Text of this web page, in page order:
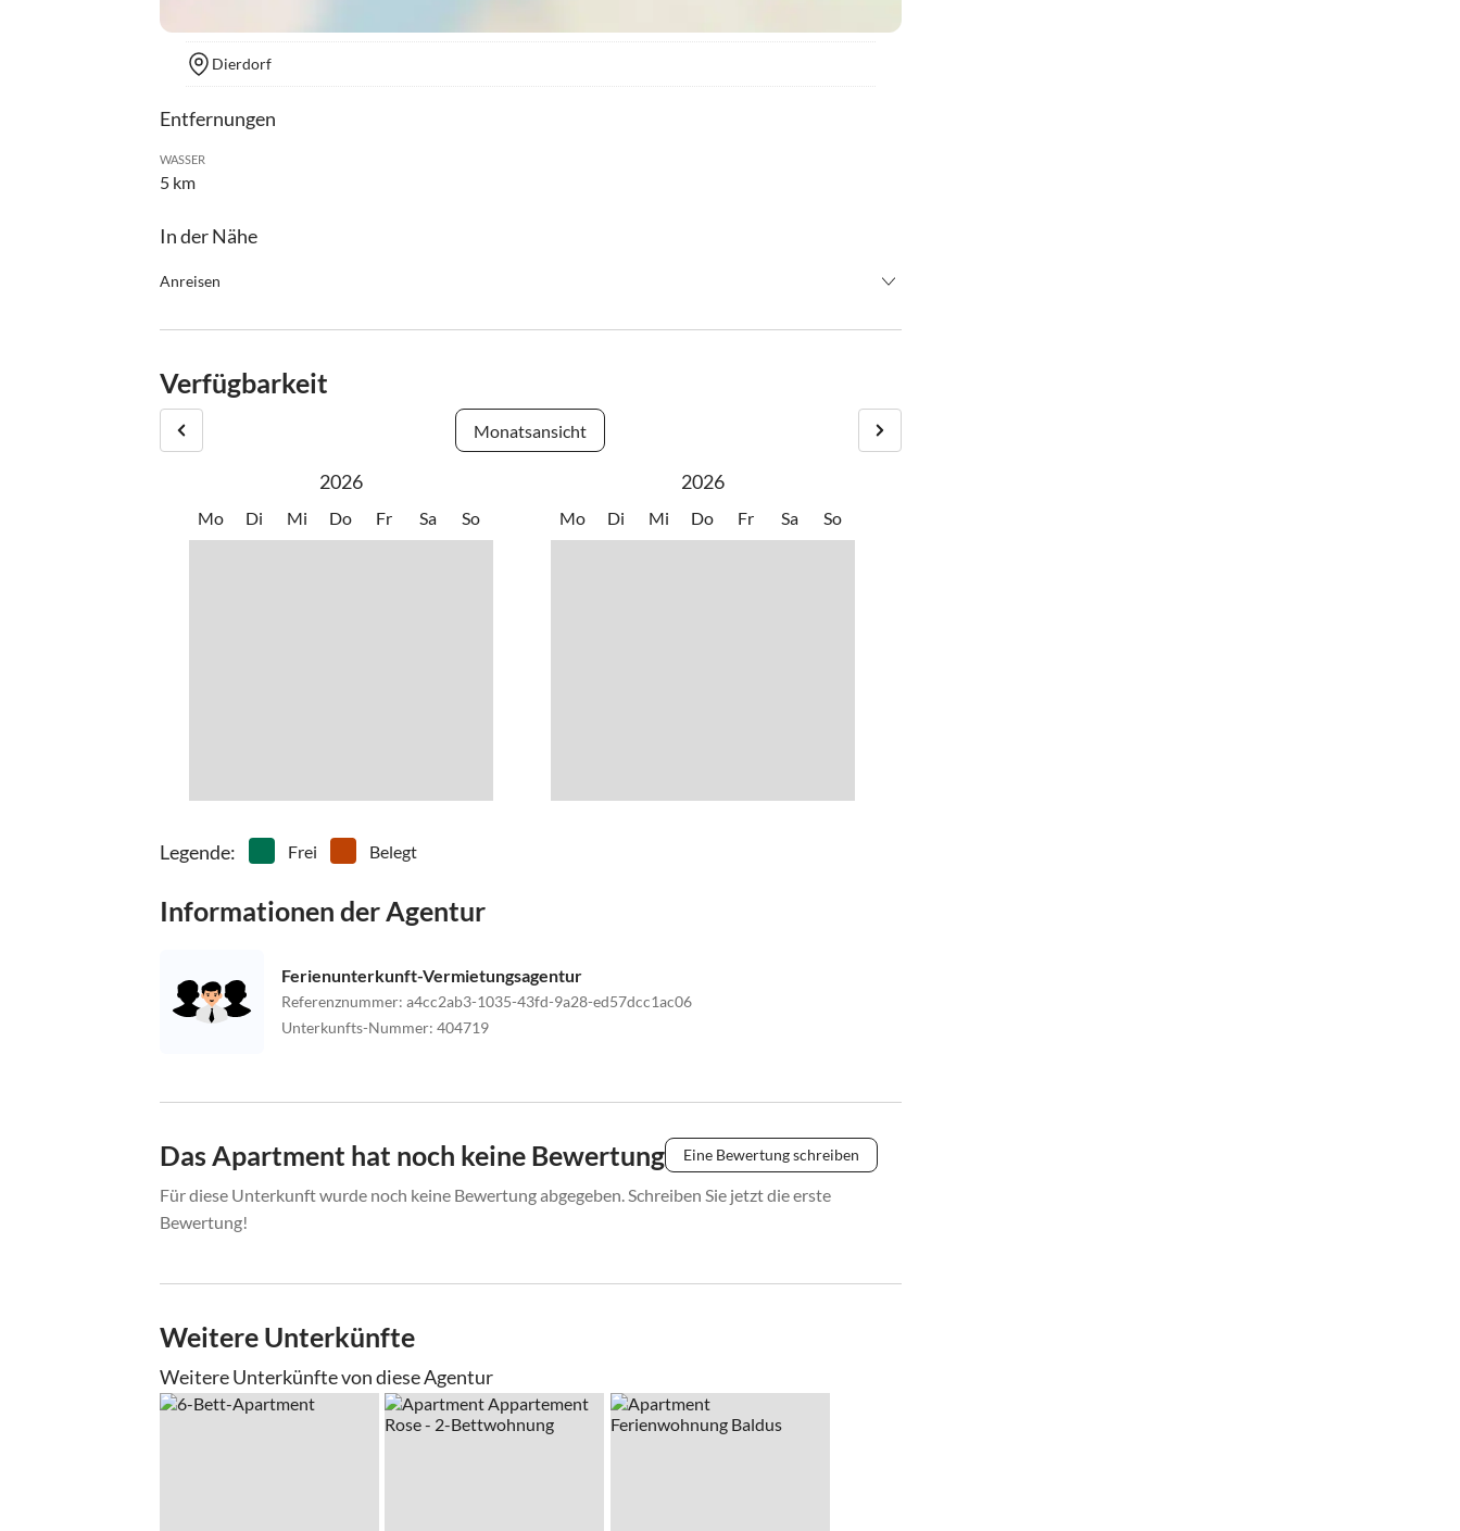
Dierdorf
Entfernungen
WASSER
5 km
In der Nähe
Anreisen
Brückrachdorf den roten Schildern „Garten Ziegler“ folgen. Anreise ab 15.00 Uhr, Abreise bis 11.00 Uhr
Verfügbarkeit
Monatsansicht
2026
Mo Di Mi Do Fr Sa So
2026
Mo Di Mi Do Fr Sa So
Legende: Frei Belegt
Informationen der Agentur
Ferienunterkunft-Vermietungsagentur
Referenznummer: a4cc2ab3-1035-43fd-9a28-ed57dcc1ac06
Unterkunfts-Nummer: 404719
Das Apartment hat noch keine Bewertung Eine Bewertung schreiben
Für diese Unterkunft wurde noch keine Bewertung abgegeben. Schreiben Sie jetzt die erste
Bewertung!
Weitere Unterkünfte
Weitere Unterkünfte von diese Agentur